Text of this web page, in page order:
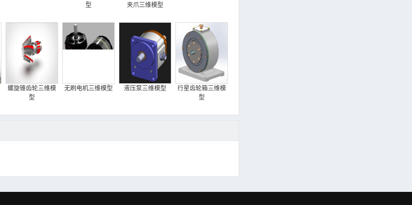
型
夹爪三维模型
螺旋锥齿轮三维模
型
无刷电机三维模型 液压泵三维模型
行星齿轮箱三维模
型